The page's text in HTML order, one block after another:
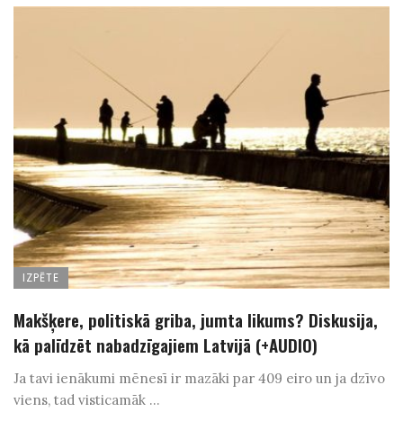
IZPĒTE
Makšķere, politiskā griba, jumta likums? Diskusija,
kā palīdzēt nabadzīgajiem Latvijā (+AUDIO)
Ja tavi ienākumi mēnesī ir mazāki par 409 eiro un ja dzīvo
viens, tad visticamāk ...